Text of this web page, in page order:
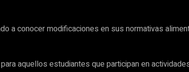
a conocer modificaciones en sus normativas
aquellos estudiantes que participan en